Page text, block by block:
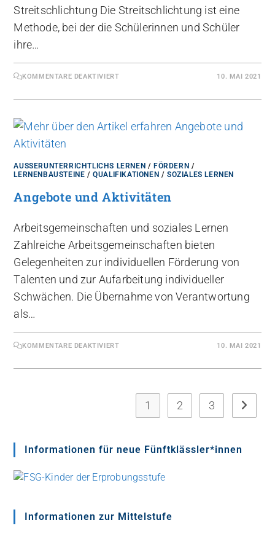
Streitschlichtung Die Streitschlichtung ist eine
Methode, bei der die Schülerinnen und Schüler
ihre…
KOMMENTARE DEAKTIVIERT 10. MAI 2021
AUSSERUNTERRICHTLICHS LERNEN / FÖRDERN /
LERNENBAUSTEINE /QUALIFIKATIONEN /SOZIALES LERNEN
Angebote und Aktivitäten
Arbeitsgemeinschaften und soziales Lernen
Zahlreiche Arbeitsgemeinschaften bieten
Gelegenheiten zur individuellen Förderung von
Talenten und zur Aufarbeitung individueller
Schwächen. Die Übernahme von Verantwortung
als…
KOMMENTARE DEAKTIVIERT 10. MAI 2021
1 2 3
Informationen für neue Fünftklässler*innen
Informationen zur Mittelstufe